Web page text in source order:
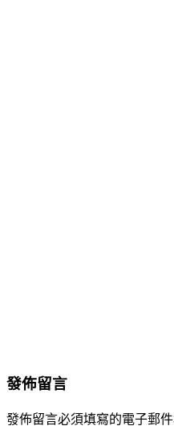
發佈留言
發佈留言必須填寫的電子郵